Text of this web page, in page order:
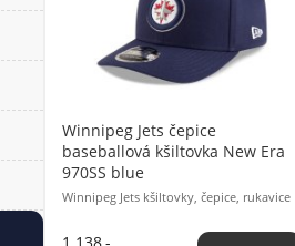
Winnipeg Jets čepice
baseballová kšiltovka New Era
970SS blue
Winnipeg Jets kšiltovky, čepice, rukavice
1 138,-